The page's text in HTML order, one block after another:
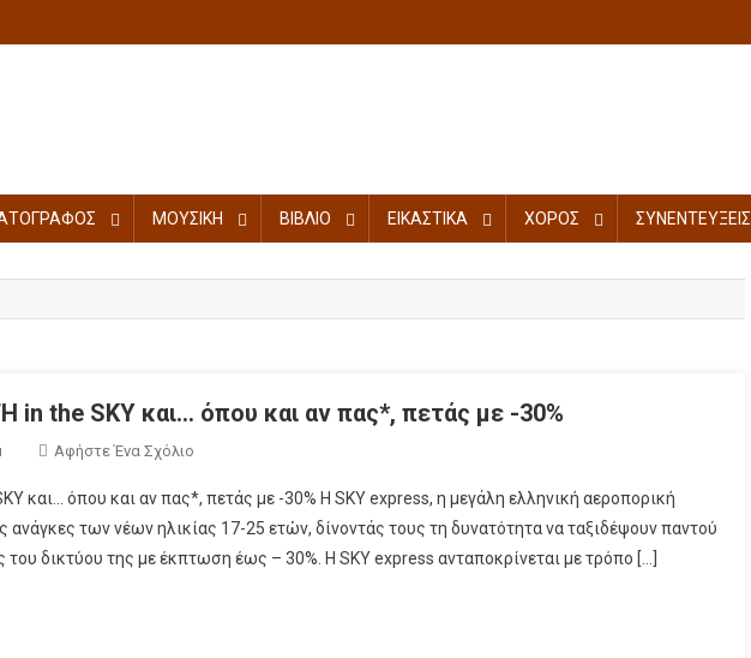
ΜΟΥΣΙΚΗ ΒΙΒΛΙΟ ΕΙΚΑΣΤΙΚΑ ΧΟΡΟΣ ΣΥΝΕΝΤΕΥΞΕΙΣ
in the SKY και… όπου και αν πας*, πετάς με -30%
Αφήστε Ένα Σχόλιο
και… όπου και αν πας*, πετάς με -30% Η SKY express, η μεγάλη ελληνική αεροπορική
ανάγκες των νέων ηλικίας 17-25 ετών, δίνοντάς τους τη δυνατότητα να ταξιδέψουν παντού
δικτύου της με έκπτωση έως – 30%. Η SKY express ανταποκρίνεται με τρόπο […]